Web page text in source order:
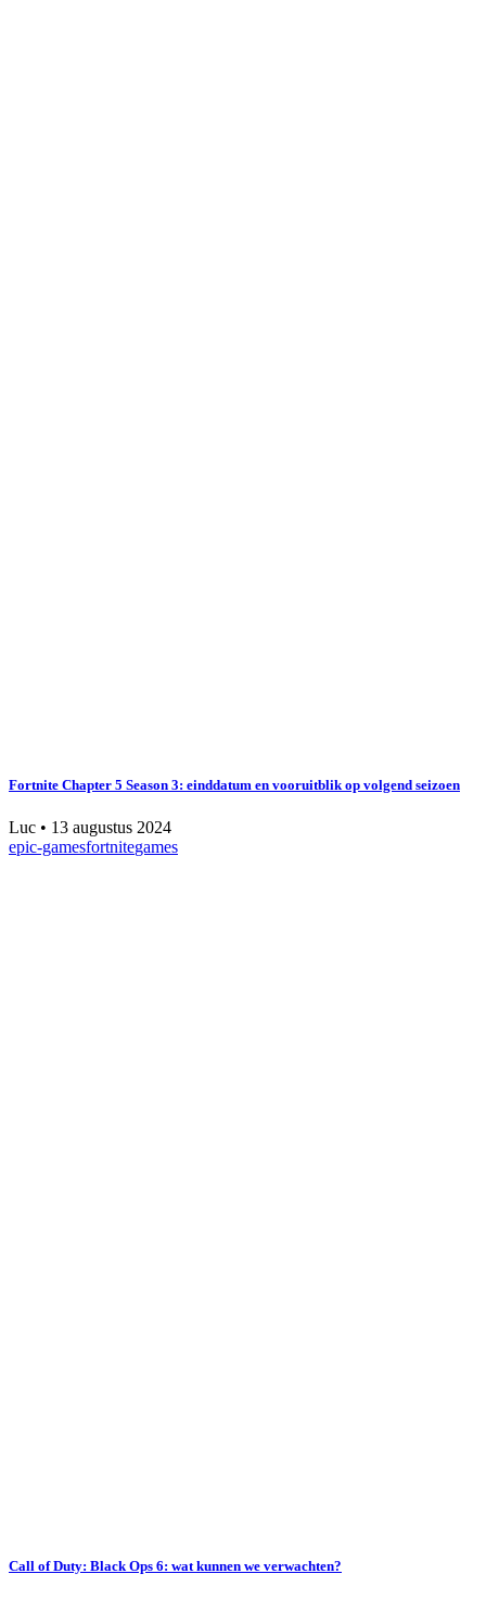
Fortnite Chapter 5 Season 3: einddatum en vooruitblik op volgend seizoen
Luc • 13 augustus 2024
epic-gamesfortnitegames
Call of Duty: Black Ops 6: wat kunnen we verwachten?